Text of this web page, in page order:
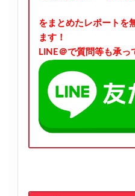
をまとめたレポートを
ます！
LINE＠で質問等も承っ